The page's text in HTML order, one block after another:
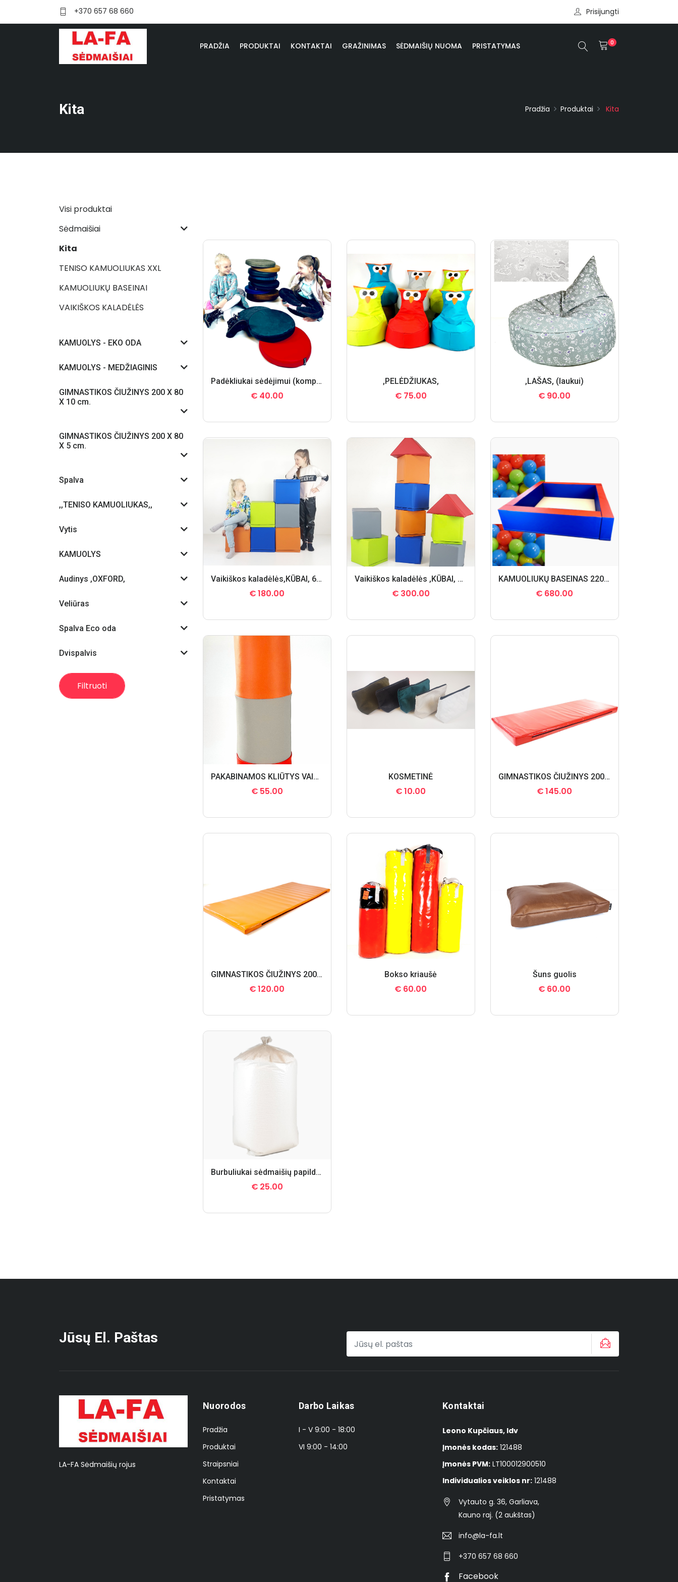
+370 657 68 660 Prisijungti
PRADŽIA PRODUKTAI KONTAKTAI GRAŽINIMAS SĖDMAIŠIŲ NUOMA PRISTATYMAS 0
Kita Pradžia Produktai Kita
Visi produktai
Sėdmaišiai
Kita
TENISO KAMUOLIUKAS XXL
KAMUOLIUKŲ BASEINAI
VAIKIŠKOS KALADĖLĖS
KAMUOLYS - EKO ODA
KAMUOLYS - MEDŽIAGINIS
GIMNASTIKOS ČIUŽINYS 200 X 80
X 10 cm.
GIMNASTIKOS ČIUŽINYS 200 X 80
X 5 cm.
Spalva
,,TENISO KAMUOLIUKAS,,
Vytis
KAMUOLYS
Audinys ,OXFORD,
Veliūras
Spalva Eco oda
Dvispalvis
Filtruoti
Padėkliukai sėdėjimui (komplekte 3 vnt.)
€ 40.00
,PELĖDŽIUKAS,
€ 75.00
,LAŠAS, (laukui)
€ 90.00
Vaikiškos kaladėlės,KŪBAI, 6 vnt.
€180.00
Vaikiškos kaladėlės ,KŪBAI, 10 vnt.
€ 300.00
KAMUOLIUKŲ BASEINAS 220 cm. x 220 cm.
€ 680.00
PAKABINAMOS KLIŪTYS VAIKŲ KAMBARIAMS
€ 55.00
KOSMETINĖ
€10.00
GIMNASTIKOS ČIUŽINYS 200X80X10 cm.
€145.00
GIMNASTIKOS ČIUŽINYS 200X80X5 cm.
€120.00
Bokso kriaušė
€ 60.00
Šuns guolis
€ 60.00
Burbuliukai sėdmaišių papildymui
€ 25.00
Jūsų El. Paštas
LA-FA Sėdmaišių rojus
Nuorodos
Pradžia
Produktai
Straipsniai
Kontaktai
Pristatymas
Darbo Laikas
I - V 9:00 - 18:00
VI 9:00 - 14:00
Kontaktai
Leono Kupčiaus, Idv
Įmonės kodas: 121488
Įmonės PVM: LT100012900510
Individualios veiklos nr: 121488
Vytauto g. 36, Garliava,
Kauno raj. (2 aukštas)
info@la-fa.lt
+370 657 68 660
Facebook